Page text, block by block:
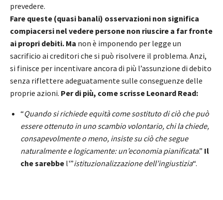
prevedere.
Fare queste (quasi banali) osservazioni non significa
compiacersi nel vedere persone non riuscire a far fronte
ai propri debiti. Ma non è imponendo per legge un
sacrificio ai creditori che si può risolvere il problema. Anzi,
si finisce per incentivare ancora di più l’assunzione di debito
senza riflettere adeguatamente sulle conseguenze delle
proprie azioni. Per di più, come scrisse Leonard Read:
“Quando si richiede equità come sostituto di ciò che può
essere ottenuto in uno scambio volontario, chi la chiede,
consapevolmente o meno, insiste su ciò che segue
naturalmente e logicamente: un’economia pianificata.” Il
che sarebbe l'”istituzionalizzazione dell’ingiustizia“.